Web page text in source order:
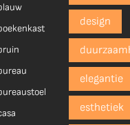
design
elegantie
esthetiek